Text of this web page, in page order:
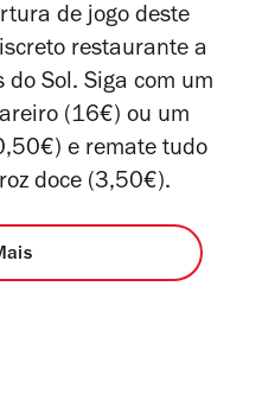
de jogo deste
restaurante a
Sol. Siga com um
(16€) ou um
e remate tudo
doce (3,50€).